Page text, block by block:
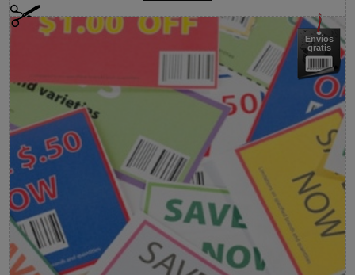
Envíos
gratis